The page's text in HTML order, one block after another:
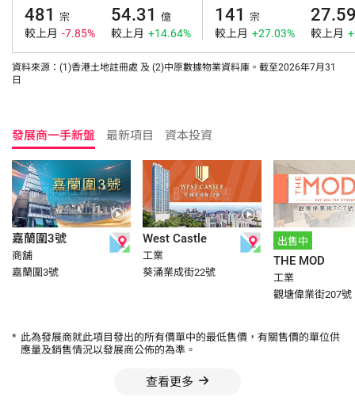
481 宗
較上月 -7.85%
54.31 億
較上月 +14.64%
141 宗
較上月 +27.03% 較上月
資料來源：(1)香港土地註冊處 及 (2)中原數據物業資料庫。截至2026年7月31
日
發展商一手新盤 最新項目 資本投資
嘉蘭圍3號
商舖
嘉蘭圍3號
West Castle
工業
葵涌業成街22號
出售中
THE MOD
工業
觀塘偉業街207號
* 此為發展商就此項目發出的所有價單中的最低售價，有關售價的單位供
應量及銷售情況以發展商公佈的為準。
查看更多